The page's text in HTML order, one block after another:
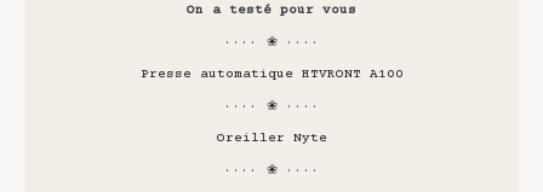
On a testé pour vous
···· ❀ ····
Presse automatique HTVRONT A100
···· ❀ ····
Oreiller Nyte
···· ❀ ····